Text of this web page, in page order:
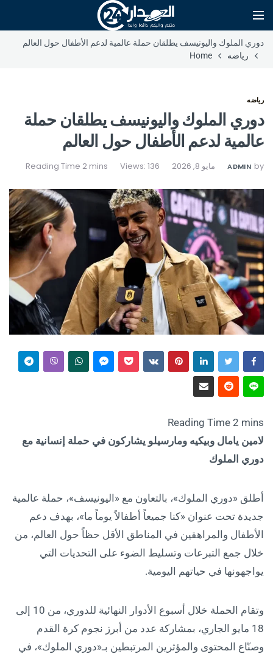
دوري الملوك واليونيسف يطلقان حملة عالمية لدعم الأطفال حول العالم
رياضه
Home
رياضه
دوري الملوك واليونيسف يطلقان حملة
عالمية لدعم الأطفال حول العالم
by
ADMIN مايو 8, 2026 Views: 136
لامين يامال وبيكيه ومارسيلو يشاركون في حملة إنسانية مع
دوري الملوك
أطلق «دوري الملوك»، بالتعاون مع «اليونيسف»، حملة عالمية
جديدة تحت عنوان «كنا جميعاً أطفالاً يوماً ما»، بهدف دعم
الأطفال والمراهقين في المناطق الأقل حظاً حول العالم، من
خلال جمع التبرعات وتسليط الضوء على التحديات التي
يواجهونها في حياتهم اليومية.
وتقام الحملة خلال أسبوع الأدوار النهائية للدوري، من 10 إلى
18 مايو الجاري، بمشاركة عدد من أبرز نجوم كرة القدم
وصنّاع المحتوى والمؤثرين المرتبطين بـ«دوري الملوك»، في